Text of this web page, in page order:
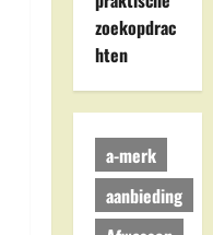
zoekopdrac
hten
a-merk
aanbieding